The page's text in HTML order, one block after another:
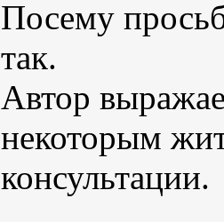
Посему
так.
Автор
некоторым
консультации.